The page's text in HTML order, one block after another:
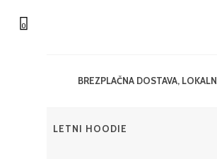
0
BREZPLAČNA DOSTAVA,
LETNI HOODIE